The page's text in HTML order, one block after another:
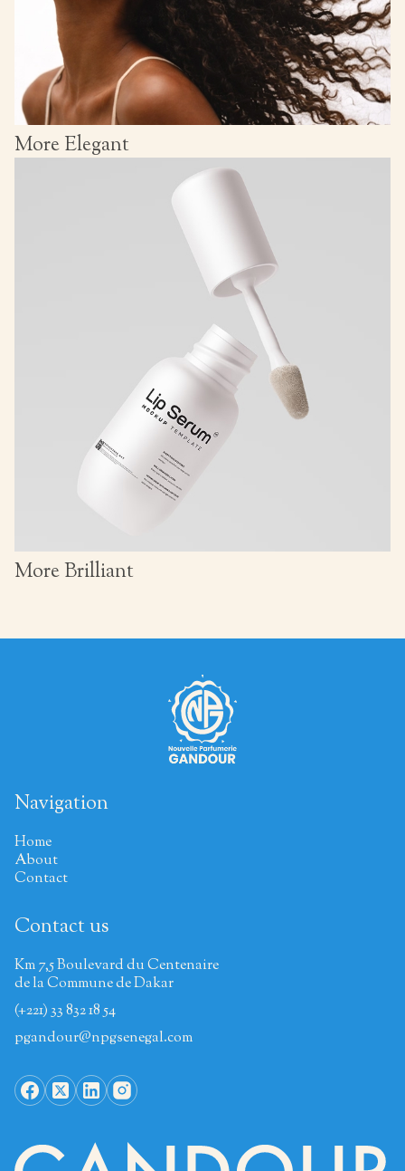
More Elegant
More Brilliant
Navigation
Home
About
Contact
Contact us
Km 7,5 Boulevard du Centenaire
de la Commune de Dakar
(+221) 33 832 18 54
pgandour@npgsenegal.com